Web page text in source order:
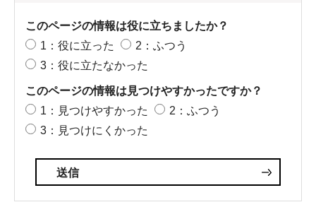
このページの情報は役に立ちましたか？
1：役に立った
2：ふつう
3：役に立たなかった
このページの情報は見つけやすかったですか？
1：見つけやすかった
2：ふつう
3：見つけにくかった